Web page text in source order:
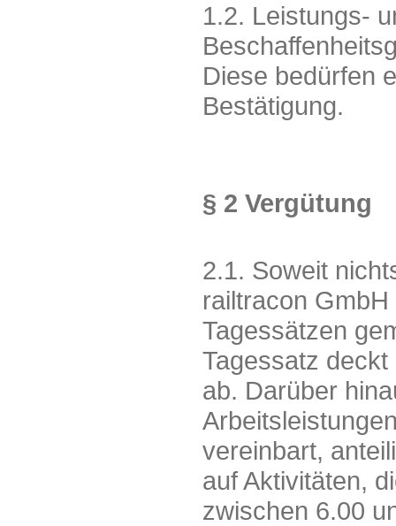
1.2. Leistungs-
Diese bedürfen
Bestätigung.
§ 2 Vergütung
2.1. Soweit
railtracon
Tagessätzen
Tagessatz
ab. Darüber
vereinbart,
auf Aktivitäten,
zwischen 6.00